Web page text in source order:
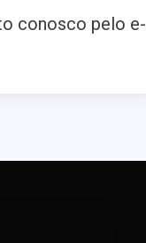
conosco pelo e-